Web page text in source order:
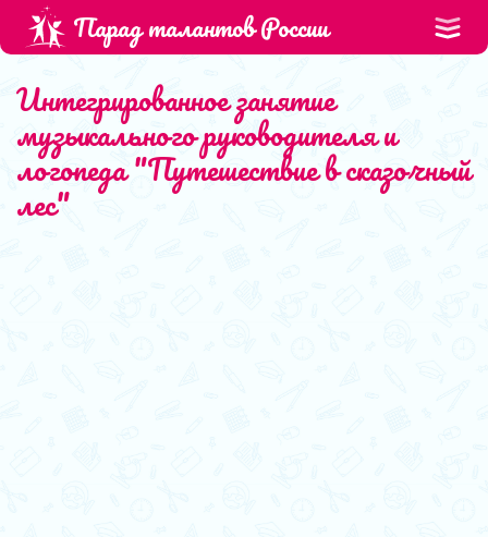
Парад талантов России
Интегрированное занятие
музыкального руководителя и
логопеда "Путешествие в сказочный
лес"